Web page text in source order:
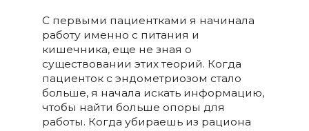
С первыми пациентками я начинала
работу именно с питания и
кишечника, еще не зная о
существовании этих теорий. Когда
пациенток с эндометриозом стало
больше, я начала искать информацию,
чтобы найти больше опоры для
работы. Когда убираешь из рациона